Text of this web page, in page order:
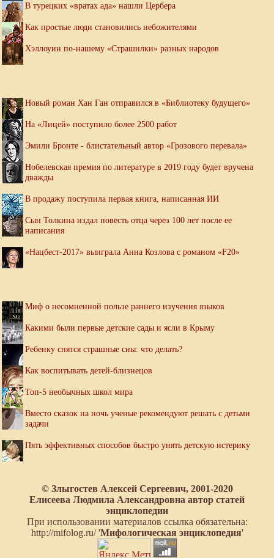
В турецких «вратах ада» нашли Цербера
Как простые люди становились небожителями
Хэллоуин по-нашему «Страшилки» разных народов
Новый роман Хан Ган отправился в «Библиотеку будущего»
На «Лицей» поступило более 2500 работ
Эмили Бронте - блистательный автор «Грозового перевала»
Нобелевская премия по литературе в 2019 году будет вручена
дважды
В продажу поступила первая книга, написанная ИИ
Сын Толкина издал повесть отца через 100 лет после ее
написания
«Нацбест-2017» выиграла Анна Козлова с романом «F20»
Миф о несомненной пользе раннего изучения языков
Какими были первые детские сады и ясли в Крыму
Ребенку снятся страшные сны: что делать?
Как воспитывать детей-близнецов
Топ-5 необычных школ мира
Вместо сказок на ночь ученые рекомендуют решать с детьми
задачи
Пять эффективных способов быстро унять детскую истерику
© Злыгостев Алексей Сергеевич, 2001-2020
Елисеева Людмила Александровна автор статей
энциклопедии
При использовании материалов ссылка обязательна:
http://mifolog.ru/ 'Мифологическая энциклопедия'